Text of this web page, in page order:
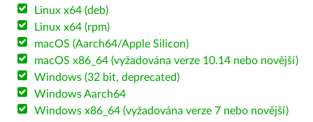
Linux x64 (deb)
Linux x64 (rpm)
macOS (Aarch64/Apple Silicon)
macOS x86_64 (vyžadována verze 10.14 nebo novější)
Windows (32 bit, deprecated)
Windows Aarch64
Windows x86_64 (vyžadována verze 7 nebo novější)